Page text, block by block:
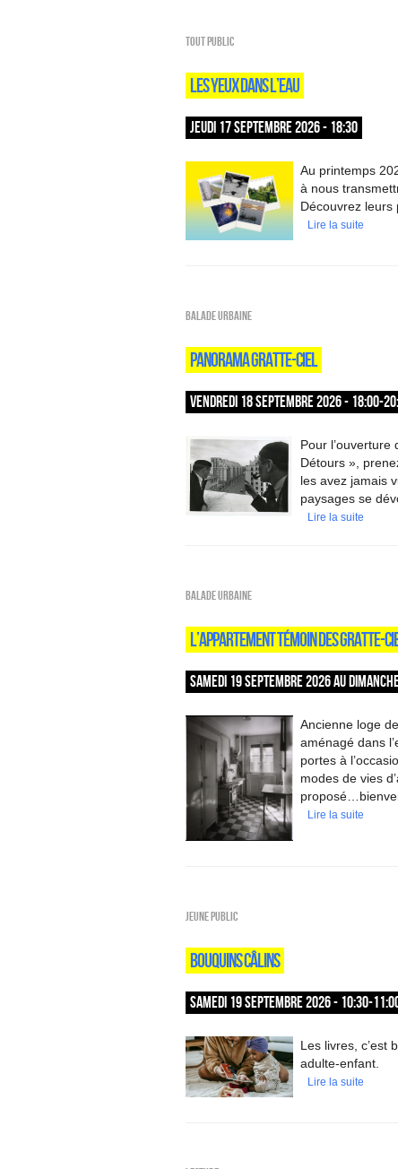
Tout public
LES YEUX DANS L’EAU
JEUDI 17 SEPTEMBRE 2026 - 18:30
Au printemps
à nous
Découvrez leurs
Lire la suite
Balade urbaine
PANORAMA GRATTE-CIEL
VENDREDI 18 SEPTEMBRE 2026 - 18:00-
Pour
Détours »,
les avez jamais
paysages se
Lire la suite
Balade urbaine
L’APPARTEMENT TÉMOIN DES GRATTE-
SAMEDI 19 SEPTEMBRE 2026 AU
Ancienne loge
aménagé dans
portes à
modes de vies
Lire la suite
Jeune public
BOUQUINS CÂLINS
SAMEDI 19 SEPTEMBRE 2026 - 10:30-
Les livres, c’est
adulte-enfant.
Lire la suite